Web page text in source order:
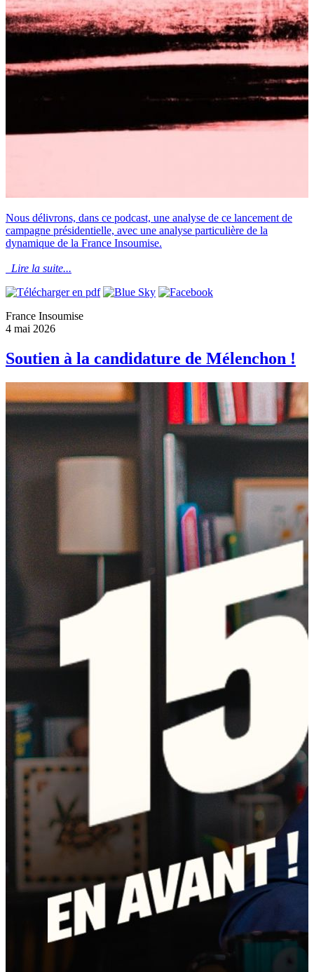
Nous délivrons, dans ce podcast, une analyse de ce lancement de
campagne présidentielle, avec une analyse particulière de la
dynamique de la France Insoumise.
Lire la suite...
France Insoumise
4 mai 2026
Soutien à la candidature de Mélenchon !